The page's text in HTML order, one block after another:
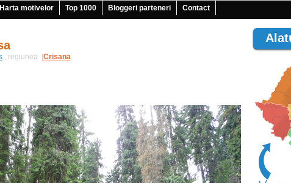
Harta motivelor Top 1000 Bloggeri parteneri Contact
, regiunea Crisana